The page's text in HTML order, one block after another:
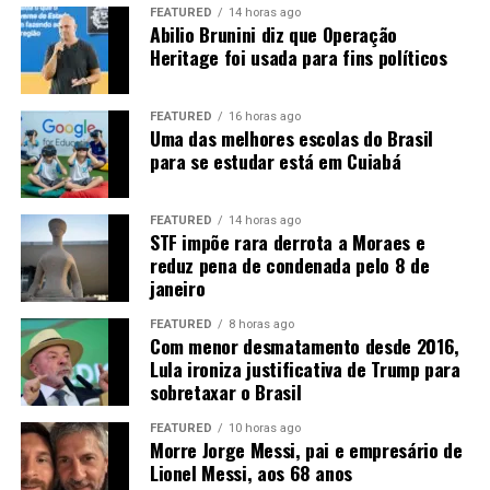
precisam ser transportados para outros mercados.
“Então nós temos um desafio aí para levar
está a implantação de umetanoldutopara conectar
Mato Grosso aos grandes centros consumidores, como
São Paulo e Rio de Janeiro.
um etanolduto. Nós já estamos fazendo um projeto, tem
alguns trabalhos nesse sentido”
A expansão ferroviária, a duplicação da BR-163 e a
Ferrogrão também são consideradas estratégicas para
reduzir o custo de transporte. A ligação com o Arco
Norte pode ampliar ainda o acesso aos mercados
internacionais, principalmente na Ásia e na Europa.
FEATURED 14 horas ago
Abilio Brunini diz que Operação
Heritage foi usada para fins políticos
FEATURED 16 horas ago
Uma das melhores escolas do Brasil
para se estudar está em Cuiabá
FEATURED 14 horas ago
STF impõe rara derrota a Moraes e
reduz pena de condenada pelo 8 de
janeiro
FEATURED 8 horas ago
Com menor desmatamento desde 2016,
Lula ironiza justificativa de Trump para
sobretaxar o Brasil
FEATURED 10 horas ago
Morre Jorge Messi, pai e empresário de
Lionel Messi, aos 68 anos